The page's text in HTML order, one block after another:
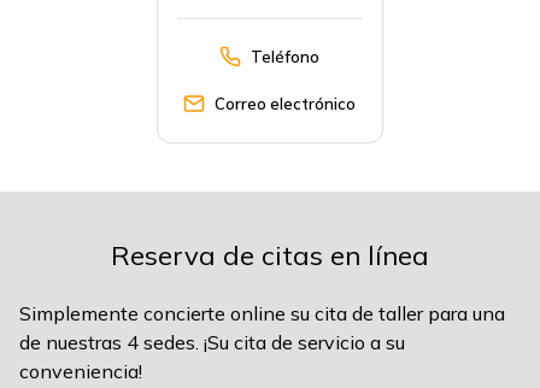
Teléfono
Correo electrónico
Reserva de citas en línea
Simplemente concierte online su cita de taller para una
de nuestras 4 sedes. ¡Su cita de servicio a su
conveniencia!